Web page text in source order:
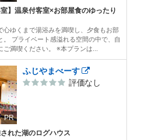
室】温泉付客室×お部屋食のゆったり
心ゆくまで湯浴みを満喫し、夕食もお部
。 プライベート感溢れる空間の中で、自
ご満喫ください。 ※本プランは...
PR
ふじやまべーす
評価なし
れた湖のログハウス